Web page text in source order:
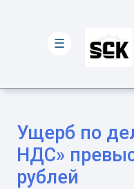
Ущерб по
НДС»
рублей
☰